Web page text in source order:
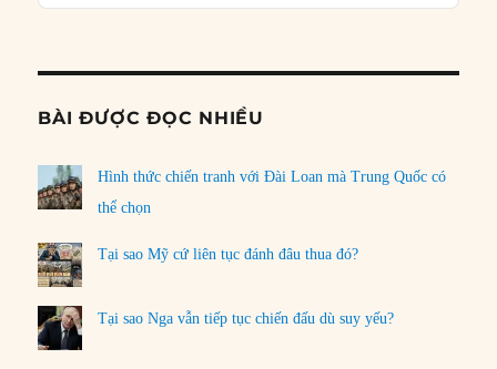
Podcast
BÀI ĐƯỢC ĐỌC NHIỀU
Hình thức chiến tranh với Đài Loan mà Trung Quốc có
thể chọn
Tại sao Mỹ cứ liên tục đánh đâu thua đó?
Tại sao Nga vẫn tiếp tục chiến đấu dù suy yếu?